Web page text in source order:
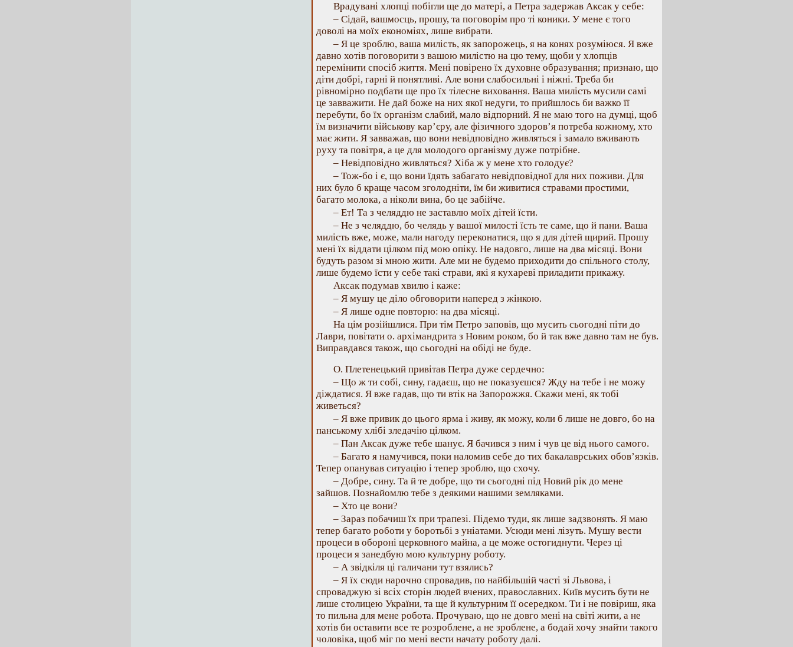
Врадувані хлопці побігли ще до матері, а Петра задержав Аксак у себе:
– Сідай, вашмосць, прошу, та поговорім про ті коники. У мене є того
доволі на моїх економіях, лише вибрати.
– Я це зроблю, ваша милість, як запорожець, я на конях розуміюся. Я вже
давно хотів поговорити з вашою милістю на цю тему, щоби у хлопців
перемінити спосіб життя. Мені повірено їх духовне образування; признаю, що
діти добрі, гарні й понятливі. Але вони слабосильні і ніжні. Треба би
рівномірно подбати ще про їх тілесне виховання. Ваша милість мусили самі
це завважити. Не дай боже на них якої недуги, то прийшлось би важко її
перебути, бо їх організм слабий, мало відпорний. Я не маю того на думці, щоб
їм визначити військову кар’єру, але фізичного здоров’я потреба кожному, хто
має жити. Я завважав, що вони невідповідно живляться і замало вживають
руху та повітря, а це для молодого організму дуже потрібне.
– Невідповідно живляться? Хіба ж у мене хто голодує?
– Тож-бо і є, що вони їдять забагато невідповідної для них поживи. Для
них було б краще часом зголодніти, їм би живитися стравами простими,
багато молока, а ніколи вина, бо це забійче.
– Ет! Та з челяддю не заставлю моїх дітей їсти.
– Не з челяддю, бо челядь у вашої милості їсть те саме, що й пани. Ваша
милість вже, може, мали нагоду переконатися, що я для дітей щирий. Прошу
мені їх віддати цілком під мою опіку. Не надовго, лише на два місяці. Вони
будуть разом зі мною жити. Але ми не будемо приходити до спільного столу,
лише будемо їсти у себе такі страви, які я кухареві приладити прикажу.
Аксак подумав хвилю і каже:
– Я мушу це діло обговорити наперед з жінкою.
– Я лише одне повторю: на два місяці.
На цім розійшлися. При тім Петро заповів, що мусить сьогодні піти до
Лаври, повітати о. архімандрита з Новим роком, бо й так вже давно там не був.
Виправдався також, що сьогодні на обіді не буде.
О. Плетенецький привітав Петра дуже сердечно:
– Що ж ти собі, сину, гадаєш, що не показуєшся? Жду на тебе і не можу
діждатися. Я вже гадав, що ти втік на Запорожжя. Скажи мені, як тобі
живеться?
– Я вже привик до цього ярма і живу, як можу, коли б лише не довго, бо на
панському хлібі зледачію цілком.
– Пан Аксак дуже тебе шанує. Я бачився з ним і чув це від нього самого.
– Багато я намучився, поки наломив себе до тих бакалаврських обов’язків.
Тепер опанував ситуацію і тепер зроблю, що схочу.
– Добре, сину. Та й те добре, що ти сьогодні під Новий рік до мене
зайшов. Познайомлю тебе з деякими нашими земляками.
– Хто це вони?
– Зараз побачиш їх при трапезі. Підемо туди, як лише задзвонять. Я маю
тепер багато роботи у боротьбі з уніатами. Усюди мені лізуть. Мушу вести
процеси в обороні церковного майна, а це може остогиднути. Через ці
процеси я занедбую мою культурну роботу.
– А звідкіля ці галичани тут взялись?
– Я їх сюди нарочно спровадив, по найбільшій часті зі Львова, і
спроваджую зі всіх сторін людей вчених, православних. Київ мусить бути не
лише столицею України, та ще й культурним її осередком. Ти і не повіриш, яка
то пильна для мене робота. Прочуваю, що не довго мені на світі жити, а не
хотів би оставити все те розроблене, а не зроблене, а бодай хочу знайти такого
чоловіка, щоб міг по мені вести начату роботу далі.